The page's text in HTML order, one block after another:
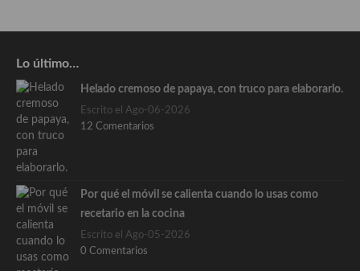
Lo último…
Helado cremoso de papaya, con truco para elaborarlo.
Escrito el Ago-06-2026
12 Comentarios
Por qué el móvil se calienta cuando lo usas como
recetario en la cocina
Escrito el Ago-05-2026
0 Comentarios